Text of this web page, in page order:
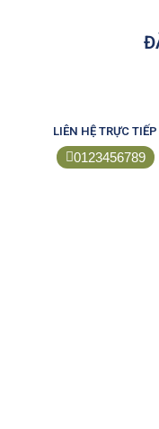
LIÊN HỆ TRỰC TIẾP
0123456789